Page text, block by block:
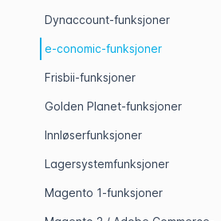
Dynaccount-funksjoner
e-conomic-funksjoner
Frisbii-funksjoner
Golden Planet-funksjoner
Innløserfunksjoner
Lagersystemfunksjoner
Magento 1-funksjoner